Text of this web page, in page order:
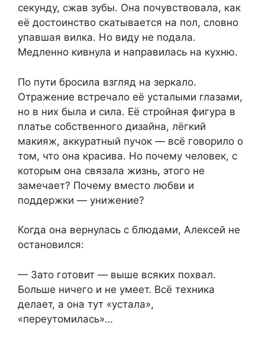
секунду, сжав зубы. Она почувствовала, как
её достоинство скатывается на пол, словно
упавшая вилка. Но виду не подала.
Медленно кивнула и направилась на кухню.
По пути бросила взгляд на зеркало.
Отражение встречало её усталыми глазами,
но в них была и сила. Её стройная фигура в
платье собственного дизайна, лёгкий
макияж, аккуратный пучок — всё говорило о
том, что она красива. Но почему человек, с
которым она связала жизнь, этого не
замечает? Почему вместо любви и
поддержки — унижение?
Когда она вернулась с блюдами, Алексей не
остановился:
— Зато готовит — выше всяких похвал.
Больше ничего и не умеет. Всё техника
делает, а она тут «устала»,
«переутомилась»…